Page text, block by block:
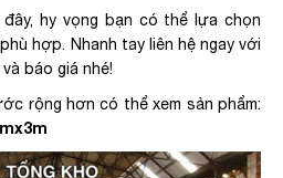
hy vọng bạn có thể lựa chọn
hợp. Nhanh tay liên hệ ngay với
báo giá nhé!
rộng hơn có thể xem sản phẩm: